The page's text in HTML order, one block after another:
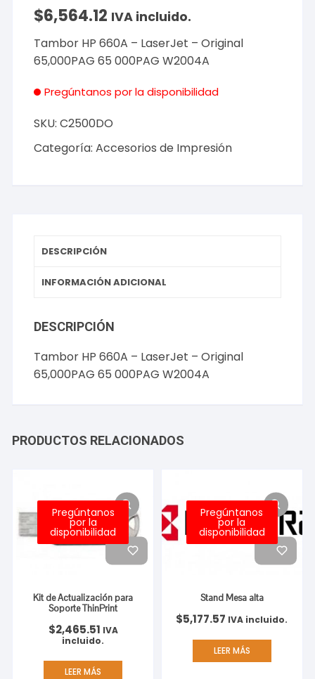
$6,564.12 IVA incluido.
Tambor HP 660A – LaserJet – Original
65,000PAG 65 000PAG W2004A
Pregúntanos por la disponibilidad
SKU:C2500DO
Categoría:Accesorios de Impresión
DESCRIPCIÓN
INFORMACIÓN ADICIONAL
DESCRIPCIÓN
Tambor HP 660A – LaserJet – Original
65,000PAG 65 000PAG W2004A
PRODUCTOS RELACIONADOS
Pregúntanos
por la
disponibilidad
Kit de Actualización para
Soporte ThinPrint
$2,465.51 IVA
incluido.
LEER MÁS
Pregúntanos
por la
disponibilidad
Stand Mesa alta
$5,177.57 IVA incluido.
LEER MÁS